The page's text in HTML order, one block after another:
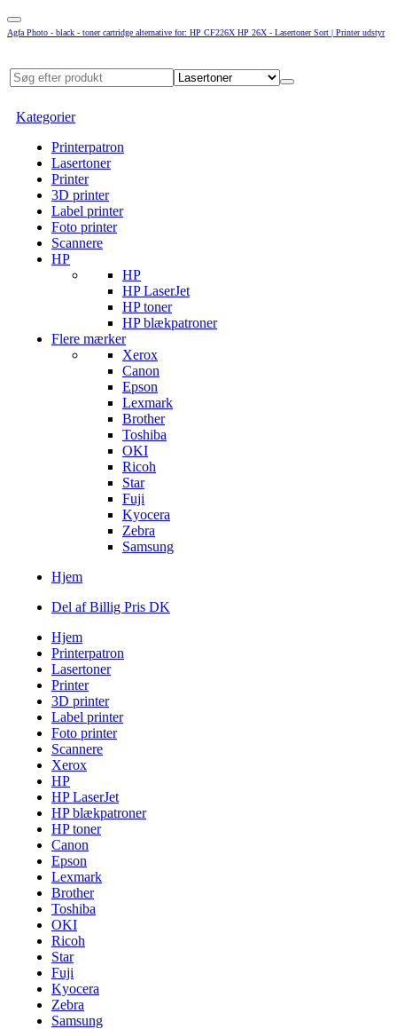
Agfa Photo - black - toner cartridge alternative for: HP CF226X HP 26X - Lasertoner Sort | Printer udstyr
Kategorier
Printerpatron
Lasertoner
Printer
3D printer
Label printer
Foto printer
Scannere
HP
HP
HP LaserJet
HP toner
HP blækpatroner
Flere mærker
Xerox
Canon
Epson
Lexmark
Brother
Toshiba
OKI
Ricoh
Star
Fuji
Kyocera
Zebra
Samsung
Hjem
Del af Billig Pris DK
Hjem
Printerpatron
Lasertoner
Printer
3D printer
Label printer
Foto printer
Scannere
Xerox
HP
HP LaserJet
HP blækpatroner
HP toner
Canon
Epson
Lexmark
Brother
Toshiba
OKI
Ricoh
Star
Fuji
Kyocera
Zebra
Samsung